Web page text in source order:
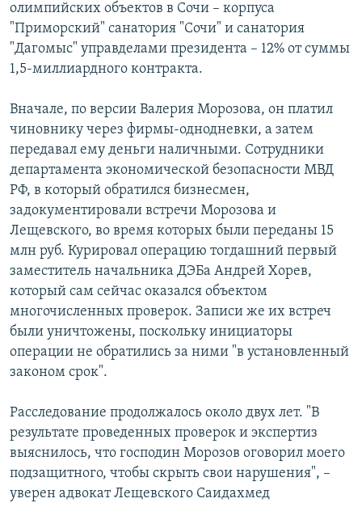
олимпийских объектов в Сочи – корпуса
"Приморский" санатория "Сочи" и санатория
"Дагомыс" управделами президента – 12% от суммы
1,5-миллиардного контракта.
Вначале, по версии Валерия Морозова, он платил
чиновнику через фирмы-однодневки, а затем
передавал ему деньги наличными. Сотрудники
департамента экономической безопасности МВД
РФ, в который обратился бизнесмен,
задокументировали встречи Морозова и
Лещевского, во время которых были переданы 15
млн руб. Курировал операцию тогдашний первый
заместитель начальника ДЭБа Андрей Хорев,
который сам сейчас оказался объектом
многочисленных проверок. Записи же их встреч
были уничтожены, поскольку инициаторы
операции не обратились за ними "в установленный
законом срок".
Расследование продолжалось около двух лет. "В
результате проведенных проверок и экспертиз
выяснилось, что господин Морозов оговорил моего
подзащитного, чтобы скрыть свои нарушения", –
уверен адвокат Лещевского Саидахмед